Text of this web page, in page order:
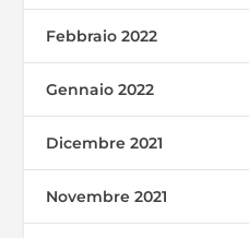
Febbraio 2022
Gennaio 2022
Dicembre 2021
Novembre 2021